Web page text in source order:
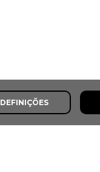
DEFINIÇÕES